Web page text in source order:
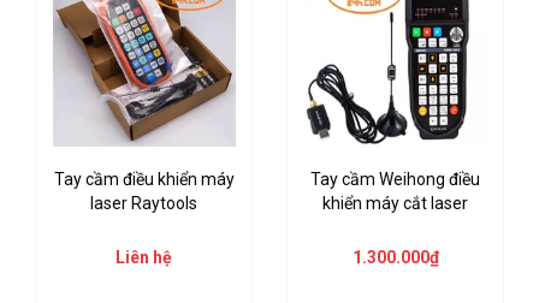
Tay cầm điều khiển máy
laser Raytools
Liên hệ
Tay cầm Weihong điều
khiển máy cắt laser
1.300.000₫